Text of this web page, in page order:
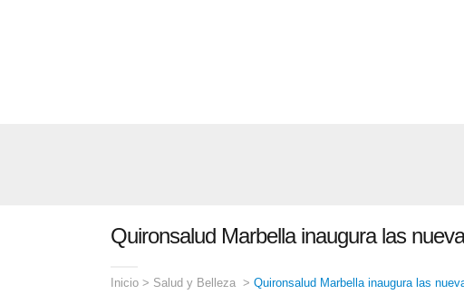
Quironsalud Marbella inaugura las
Inicio > Salud y Belleza > Quironsalud Marbella inaugura las